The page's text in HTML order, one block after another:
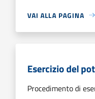
VAI ALLA PAGINA
Esercizio del
Procedimento di